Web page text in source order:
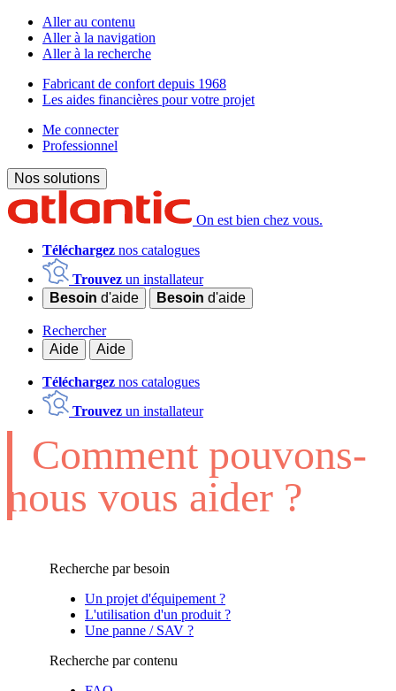
Aller au contenu
Aller à la navigation
Aller à la recherche
Fabricant de confort depuis 1968
Les aides financières pour votre projet
Me connecter
Professionnel
Nos solutions
On est bien chez vous.
Téléchargez nos catalogues
Trouvez un installateur
Besoin d'aide Besoin d'aide
Rechercher
Aide
Aide
Téléchargez nos catalogues
Trouvez un installateur
Comment pouvons-
nous vous aider ?
Recherche par besoin
Un projet d'équipement ?
L'utilisation d'un produit ?
Une panne / SAV ?
Recherche par contenu